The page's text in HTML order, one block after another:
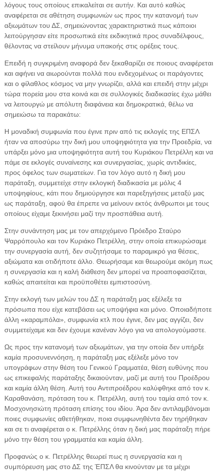
λόγους τους οποίους επικαλείται σε αυτήν. Και αυτό καθώς
αναφέρεται σε αθέτηση συμφωνιών ως προς την κατανομή των
αξιωμάτων του ΔΣ, σημειώνοντας χαρακτηριστικά πως κάποιοι
λειτούργησαν είτε προσωπικά είτε εκδικητικά προς συναδέλφους,
θέλοντας να στείλουν μήνυμα υπακοής στις ορέξεις τους.
Επειδή η συγκριμένη αναφορά δεν ξεκαθαρίζει σε ποιους αναφέρεται
και αφήνει να αιωρούνται πολλά που ενδεχομένως οι παράγοντες
και ο φίλαθλος κόσμος να μην γνωρίζει, αλλά και επειδή στην μέχρι
τώρα πορεία μου στα κοινά και σε συλλογικές διαδικασίες έχω μάθει
να λειτουργώ με απόλυτη διαφάνεια και δημοκρατικά, θέλω να
σημειώσω τα παρακάτω:
Η μοναδική συμφωνία που έγινε πριν από τις εκλογές της ΕΠΣΛ
ήταν να αποσύρω την δική μου υποψηφιότητα για την Προεδρία, να
υπάρξει μόνο μια υποψηφιότητα αυτή του Κυριάκου Πετρέλλη και να
πάμε σε εκλογές συναίνεσης και συνεργασίας, χωρίς αντιδικίες,
προς όφελος των σωματείων. Για τον λόγο αυτό η δική μου
παράταξη, συμμετείχε στην εκλογική διαδικασία με μόλις 4
υποψηφίους, κάτι που δημιούργησε και παρεξηγήσεις μεταξύ μας
ως παράταξη, αφού θα έπρεπε να μείνουν εκτός άνθρωποι με τους
οποίους είχαμε ξεκινήσει μαζί την προσπάθεια αυτή.
Στην συνάντηση μας με τον απερχόμενο Πρόεδρο Σταύρο
Ψαρρόπουλο και τον Κυριάκο Πετρέλλη, στην οποία επικυρώσαμε
την συνεργασία αυτή, δεν συζητήσαμε το παραμικρό για θέσεις,
αξιώματα και οτιδήποτε άλλο. Θεωρήσαμε και θεωρούμε ακόμη πως
η συνεργασία και η καλή διάθεση δεν μπορεί να προαποφασίζεται,
καθώς απαιτείται και προϋποθέτει εμπιστοσύνη.
Στην εκλογή των μελών του ΔΣ η παράταξη μας εξέλεξε τα
πρόσωπα που είχε κατεβάσει ως υποψήφια και μόνο. Οποιαδήποτε
άλλη «καραμπόλα», συμφωνία κτλ που έγινε, δεν μας αγγίζει, δεν
συμμετείχαμε και δεν έχουμε κανέναν λόγο για να απολογούμαστε.
Ως προς την κατανομή των αξιωμάτων, για την οποία δεν υπήρξε
καμία προσυνεννόηση, η παράταξη μας εξέλεξε μόνο τον
υπογράφων στην θέση του Γενικού Γραμματέα, θέση ευθύνης που
ως επικεφαλής παράταξης δικαιούνταν, μαζί με αυτή του Προέδρου
και καμία άλλη θέση. Αυτή του Αντιπροέδρου καλύφθηκε από τον κ.
Καραθανάση, πρόταση του κ. Πετρέλλη, αυτή του ταμία από τον κ.
Μοσχονησιώτη πρόταση επίσης του ιδίου. Άρα δεν αντιλαμβάνομαι
ποιες συμφωνίες αθετήθηκαν, ποια συμφωνηθέντα δεν τηρήθηκαν
και σε τι αναφέρεται ο κ. Πετρέλλης όταν η δική μας παράταξη πήρε
μόνο την θέση του γραμματέα και καμία άλλη.
Προφανώς ο κ. Πετρέλλης θεωρεί πως η συνεργασία και η
συμπόρευση μας στο ΔΣ της ΈΠΣΛ θα κινούνταν με τα μέχρι